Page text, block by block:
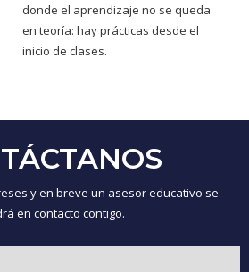
donde el aprendizaje no se queda
en teoría: hay prácticas desde el
inicio de clases.
y en breve un asesor educativo se
en contacto contigo.